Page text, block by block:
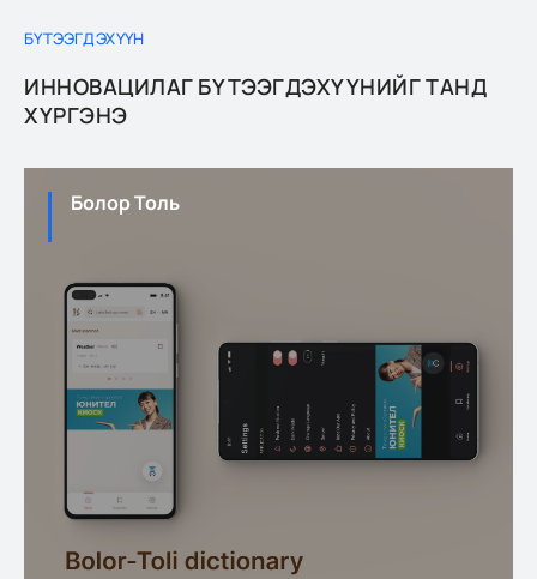
БҮТЭЭГДЭХҮҮН
ИННОВАЦИЛАГ БҮТЭЭГДЭХҮҮНИЙГ ТАНД
ХҮРГЭНЭ
Болор Толь